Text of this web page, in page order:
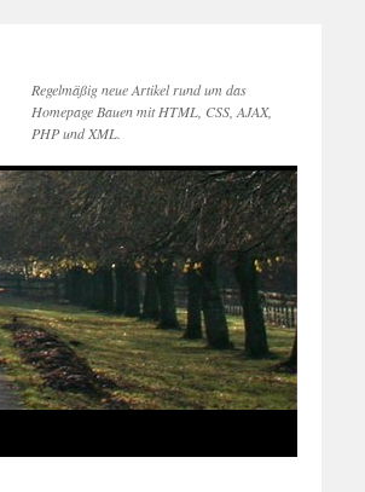
Regelmäßig neue Artikel rund um das
Homepage Bauen mit HTML, CSS, AJAX,
PHP und XML.